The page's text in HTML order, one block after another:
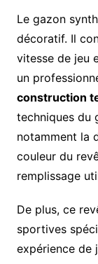
Le gazon
décoratif. Il
vitesse de jeu
un
construction
techniques du
notamment la
couleur du
remplissage
De plus, ce
sportives
expérience de